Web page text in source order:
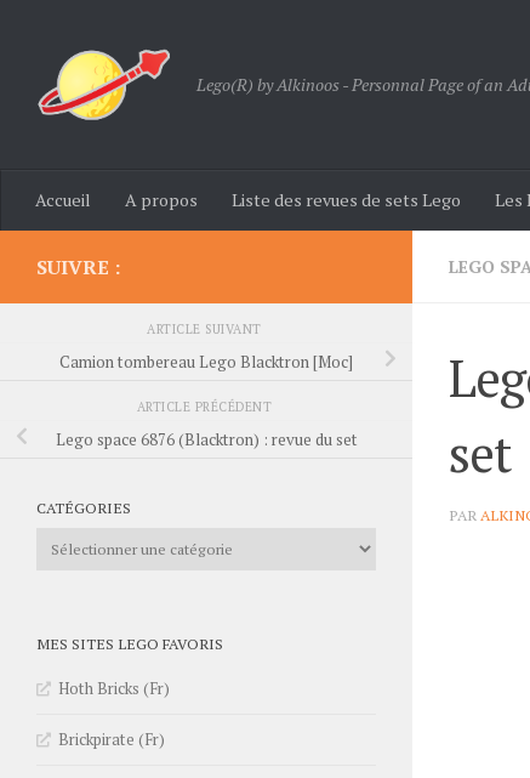
Lego(R) by Alkinoos - Personnal Page of an
Accueil A propos Liste des revues de sets Lego Les
LEGO
set
PAR
SUIVRE :
ARTICLE SUIVANT
Camion tombereau Lego Blacktron [Moc]
ARTICLE PRÉCÉDENT
Lego space 6876 (Blacktron) : revue du set
CATÉGORIES
Catégories
MES SITES LEGO FAVORIS
Hoth Bricks (Fr)
Brickpirate (Fr)